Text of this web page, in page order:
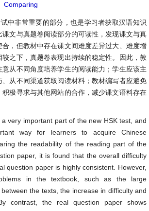
Comparing
中非常重要的部分，也是学习者获取汉语知识
课文与真题卷阅读部分的可读性，发现课文与真
，但教材中存在课文间难度差异过大、难度增
之下，真题卷表现出持续的稳定性。因此，教
从不同角度培养学生的阅读能力；学生应该主
从不同渠道获取阅读材料；教材编写者应避免
极寻求与其他网站的合作，减少课文语料存在
a very important part of the new HSK test, and
way for learners to acquire Chinese
the readability of the reading part of the
paper, it is found that the overall difficulty
question paper is highly consistent. However,
in the textbook, such as the large
the texts, the increase in difficulty and
contrast, the real question paper shows